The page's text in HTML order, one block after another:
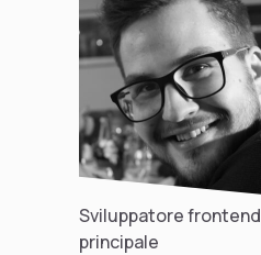
Sviluppatore frontend
principale